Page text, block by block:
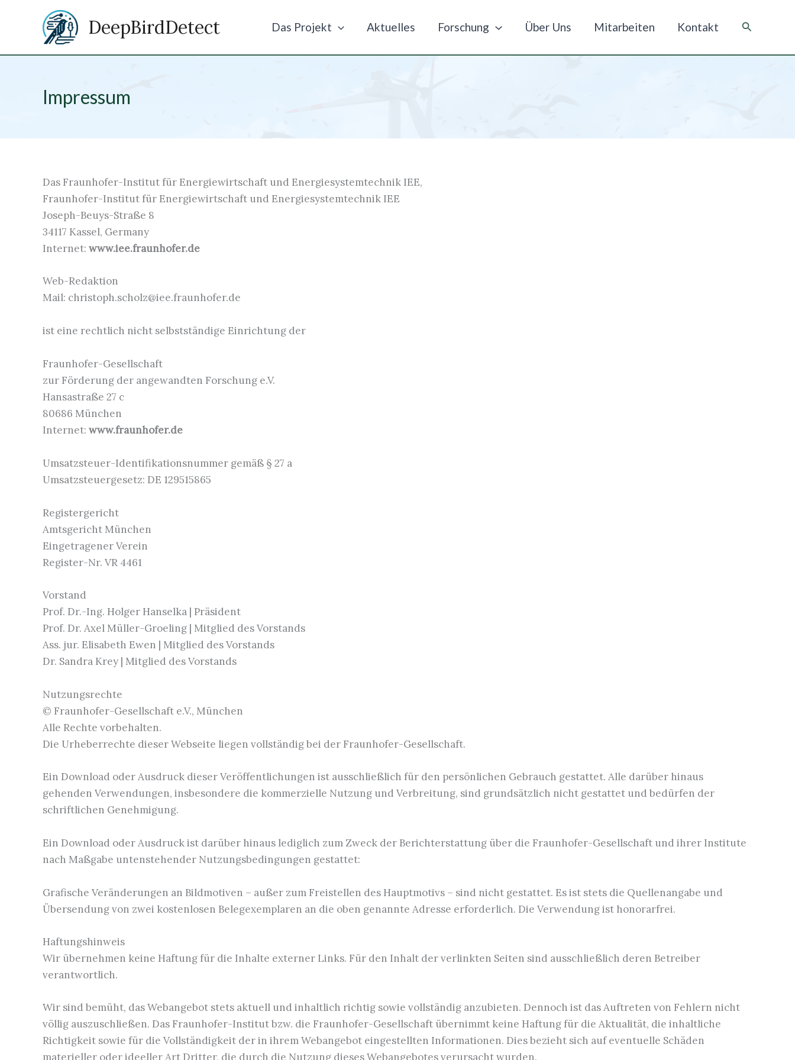
DeepBirdDetect Das Projekt Aktuelles Forschung Über Uns Mitarbeiten Kontakt Suche
Impressum
Das Fraunhofer-Institut für Energiewirtschaft und Energiesystemtechnik IEE,
Fraunhofer-Institut für Energiewirtschaft und Energiesystemtechnik IEE
Joseph-Beuys-Straße 8
34117 Kassel, Germany
Internet: www.iee.fraunhofer.de
Web-Redaktion
Mail: christoph.scholz@iee.fraunhofer.de
ist eine rechtlich nicht selbstständige Einrichtung der
Fraunhofer-Gesellschaft
zur Förderung der angewandten Forschung e.V.
Hansastraße 27 c
80686 München
Internet: www.fraunhofer.de
Umsatzsteuer-Identifikationsnummer gemäß § 27 a
Umsatzsteuergesetz: DE 129515865
Registergericht
Amtsgericht München
Eingetragener Verein
Register-Nr. VR 4461
Vorstand
Prof. Dr.-Ing. Holger Hanselka | Präsident
Prof. Dr. Axel Müller-Groeling | Mitglied des Vorstands
Ass. jur. Elisabeth Ewen | Mitglied des Vorstands
Dr. Sandra Krey | Mitglied des Vorstands
Nutzungsrechte
© Fraunhofer-Gesellschaft e.V., München
Alle Rechte vorbehalten.
Die Urheberrechte dieser Webseite liegen vollständig bei der Fraunhofer-Gesellschaft.
Ein Download oder Ausdruck dieser Veröffentlichungen ist ausschließlich für den persönlichen Gebrauch gestattet. Alle darüber hinaus
gehenden Verwendungen, insbesondere die kommerzielle Nutzung und Verbreitung, sind grundsätzlich nicht gestattet und bedürfen der
schriftlichen Genehmigung.
Ein Download oder Ausdruck ist darüber hinaus lediglich zum Zweck der Berichterstattung über die Fraunhofer-Gesellschaft und ihrer Institute
nach Maßgabe untenstehender Nutzungsbedingungen gestattet:
Grafische Veränderungen an Bildmotiven – außer zum Freistellen des Hauptmotivs – sind nicht gestattet. Es ist stets die Quellenangabe und
Übersendung von zwei kostenlosen Belegexemplaren an die oben genannte Adresse erforderlich. Die Verwendung ist honorarfrei.
Haftungshinweis
Wir übernehmen keine Haftung für die Inhalte externer Links. Für den Inhalt der verlinkten Seiten sind ausschließlich deren Betreiber
verantwortlich.
Wir sind bemüht, das Webangebot stets aktuell und inhaltlich richtig sowie vollständig anzubieten. Dennoch ist das Auftreten von Fehlern nicht
völlig auszuschließen. Das Fraunhofer-Institut bzw. die Fraunhofer-Gesellschaft übernimmt keine Haftung für die Aktualität, die inhaltliche
Richtigkeit sowie für die Vollständigkeit der in ihrem Webangebot eingestellten Informationen. Dies bezieht sich auf eventuelle Schäden
materieller oder ideeller Art Dritter, die durch die Nutzung dieses Webangebotes verursacht wurden.